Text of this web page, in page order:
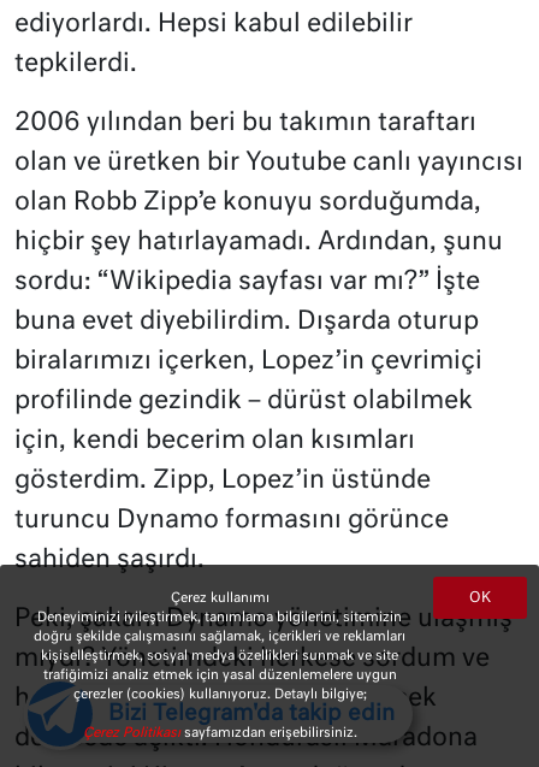
ediyorlardı. Hepsi kabul edilebilir
tepkilerdi.
2006 yılından beri bu takımın taraftarı
olan ve üretken bir Youtube canlı yayıncısı
olan Robb Zipp’e konuyu sorduğumda,
hiçbir şey hatırlayamadı. Ardından, şunu
sordu: “Wikipedia sayfası var mı?” İşte
buna evet diyebilirdim. Dışarda oturup
biralarımızı içerken, Lopez’in çevrimiçi
profilinde gezindik – dürüst olabilmek
için, kendi becerim olan kısımları
gösterdim. Zipp, Lopez’in üstünde
turuncu Dynamo formasını görünce
sahiden şaşırdı.
Peki, şakam Dynamo yönetimine ulaşmış
mıydı? Yönetimdeki herkese sordum ve
hepsinin cevabı insanı sinir edecek
derecede açıktı. Honduraslı Maradona
OK
Çerez kullanımı
Deneyiminizi iyileştirmek, tanımlama bilgilerini, sitemizin
doğru şekilde çalışmasını sağlamak, içerikleri ve reklamları
kişiselleştirmek, sosyal medya özellikleri sunmak ve site
trafiğimizi analiz etmek için yasal düzenlemelere uygun
çerezler (cookies) kullanıyoruz. Detaylı bilgiye;
Çerez Politikasısayfamızdan erişebilirsiniz.
Bizi Telegram'da takip edin